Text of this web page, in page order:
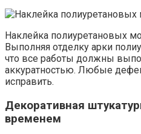
Наклейка полиуретановых
Выполняя отделку арки
что все работы должны
аккуратностью. Любые
исправить.
Декоративная
временем